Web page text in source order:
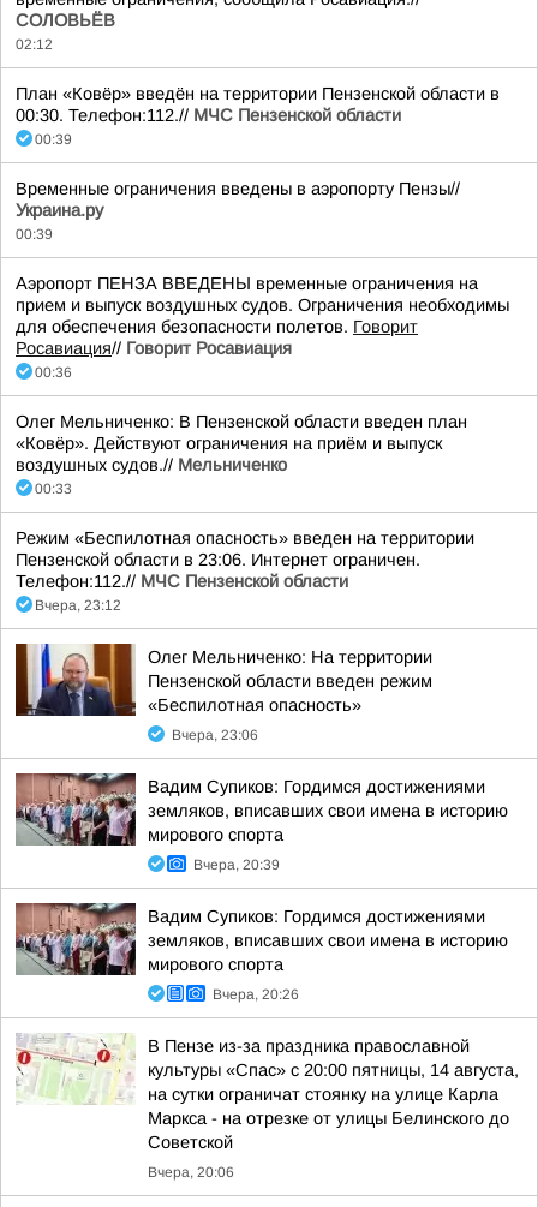
СОЛОВЬЁВ
02:12
План «Ковёр» введён на территории Пензенской области в
00:30. Телефон:112.// МЧС Пензенской области
00:39
Временные ограничения введены в аэропорту Пензы//
Украина.ру
00:39
Аэропорт ПЕНЗА ВВЕДЕНЫ временные ограничения на
прием и выпуск воздушных судов. Ограничения необходимы
для обеспечения безопасности полетов. Говорит
Росавиация// Говорит Росавиация
00:36
Олег Мельниченко: В Пензенской области введен план
«Ковёр». Действуют ограничения на приём и выпуск
воздушных судов.// Мельниченко
00:33
Режим «Беспилотная опасность» введен на территории
Пензенской области в 23:06. Интернет ограничен.
Телефон:112.// МЧС Пензенской области
Вчера, 23:12
Олег Мельниченко: На территории
Пензенской области введен режим
«Беспилотная опасность»
Вчера, 23:06
Вадим Супиков: Гордимся достижениями
земляков, вписавших свои имена в историю
мирового спорта
Вчера, 20:39
Вадим Супиков: Гордимся достижениями
земляков, вписавших свои имена в историю
мирового спорта
Вчера, 20:26
В Пензе из-за праздника православной
культуры «Спас» с 20:00 пятницы, 14 августа,
на сутки ограничат стоянку на улице Карла
Маркса - на отрезке от улицы Белинского до
Советской
Вчера, 20:06